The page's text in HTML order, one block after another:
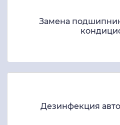
Замена
Дезинфекция